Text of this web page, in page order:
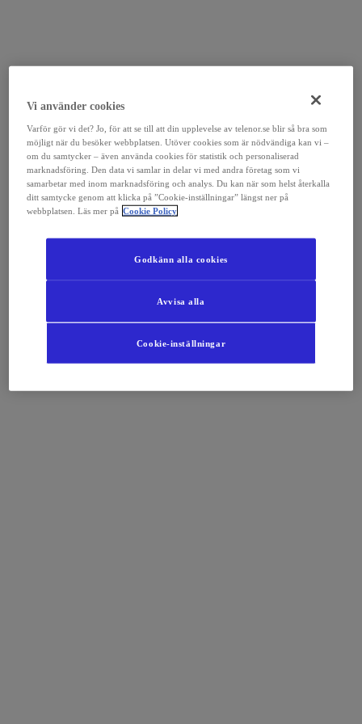
Vi använder cookies
Varför gör vi det? Jo, för att se till att din upplevelse av telenor.se blir så bra som
möjligt när du besöker webbplatsen. Utöver cookies som är nödvändiga kan vi –
om du samtycker – även använda cookies för statistik och personaliserad
marknadsföring. Den data vi samlar in delar vi med andra företag som vi
samarbetar med inom marknadsföring och analys. Du kan när som helst återkalla
ditt samtycke genom att klicka på ”Cookie-inställningar” längst ner på
webbplatsen. Läs mer på Cookie Policy
Cookie-inställningar
Avvisa alla
Godkänn alla cookies